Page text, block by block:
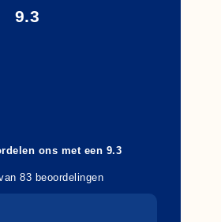
9.3
ons met een 9.3
83 beoordelingen